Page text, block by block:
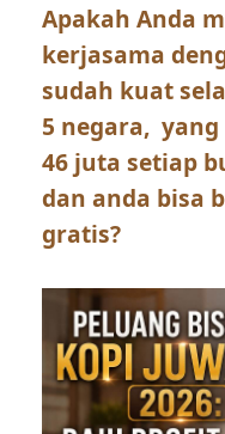
Apakah Anda
kerjasama
sudah kuat
5 negara,
46 juta setiap
dan anda bisa
gratis?